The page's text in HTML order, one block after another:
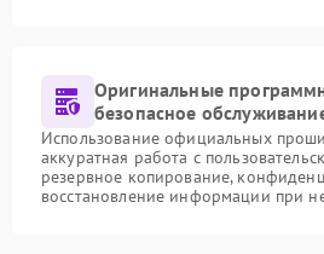
Оригинальные
безопасное
Использование официальных
аккуратная работа с
резервное копирование,
восстановление информации при